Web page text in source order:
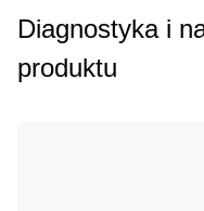
Diagnostyka i
produktu